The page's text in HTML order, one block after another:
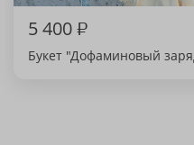
5 400₽
Букет "Дофаминовый